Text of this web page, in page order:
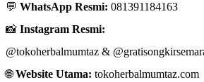
💬 WhatsApp Resmi: 081391184163
📸 Instagram Resmi:
@tokoherbalmumtaz &
🌐Website Utama: tokoherbalmumtaz.com